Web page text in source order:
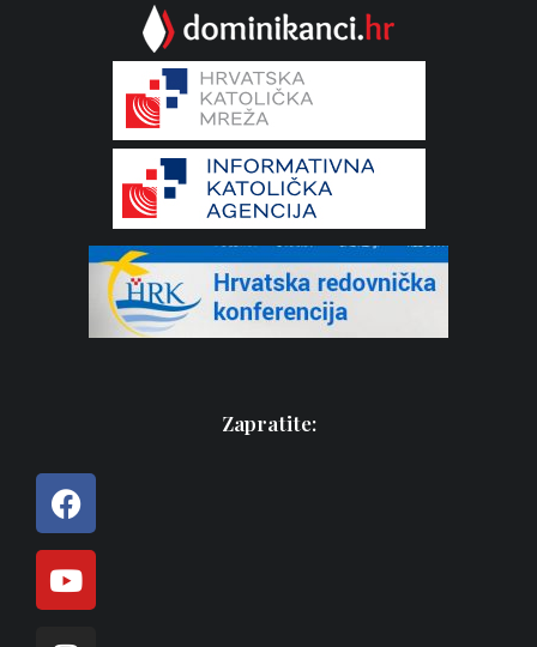
Zapratite: